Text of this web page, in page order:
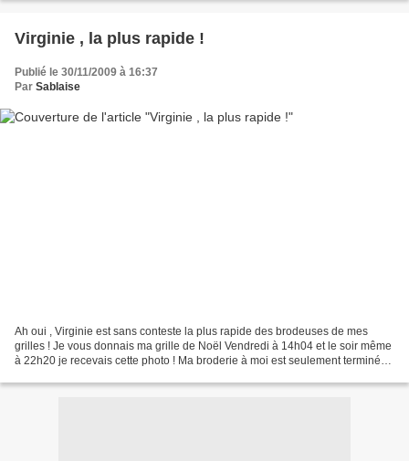
Virginie , la plus rapide !
Publié le 30/11/2009 à 16:37
Par Sablaise
Ah oui , Virginie est sans conteste la plus rapide des brodeuses de mes
grilles ! Je vous donnais ma grille de Noël Vendredi à 14h04 et le soir même
à 22h20 je recevais cette photo ! Ma broderie à moi est seulement terminée ,